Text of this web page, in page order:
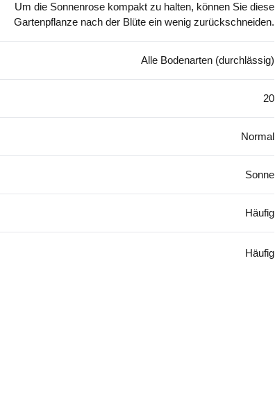
Um die Sonnenrose kompakt zu halten, können Sie diese
Gartenpflanze nach der Blüte ein wenig zurückschneiden.
Alle Bodenarten (durchlässig)
20
Normal
Sonne
Häufig
Häufig